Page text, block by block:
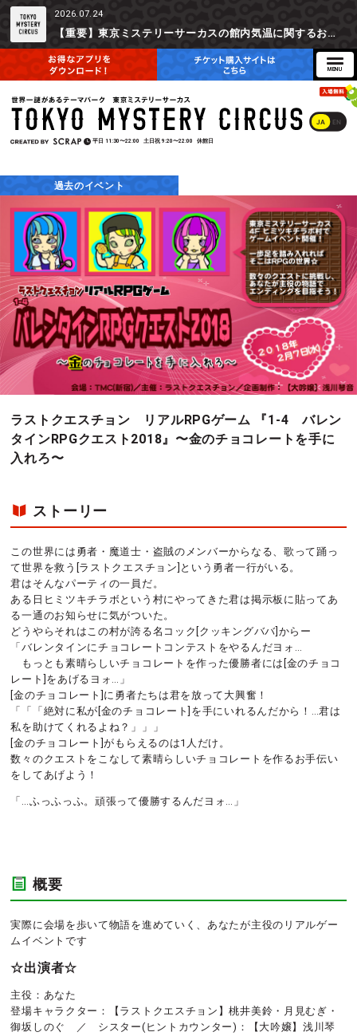
2026.07.24
【重要】東京ミステリーサーカスの館内気温に関するお詫びとご参加辞退時の返金対応について
JA EN
平日 11:30〜22:00 土日祝 9:20〜22:00 休館日
過去のイベント
ラストクエスチョン リアルRPGゲーム 『1-4 バレン
タインRPGクエスト2018』〜金のチョコレートを手に
入れろ〜
ストーリー
この世界には勇者・魔道士・盗賊のメンバーからなる、歌って踊っ
て世界を救う[ラストクエスチョン]という勇者一行がいる。
君はそんなパーティの一員だ。
ある日ヒミツキチラボという村にやってきた君は掲示板に貼ってあ
る一通のお知らせに気がついた。
どうやらそれはこの村が誇る名コック[クッキングババ]からー
「バレンタインにチョコレートコンテストをやるんだヨォ…
もっとも素晴らしいチョコレートを作った優勝者には[金のチョコ
レート]をあげるヨォ…」
[金のチョコレート]に勇者たちは君を放って大興奮！
「「「絶対に私が[金のチョコレート]を手にいれるんだから！…君は
私を助けてくれるよね？」」」
[金のチョコレート]がもらえるのは1人だけ。
数々のクエストをこなして素晴らしいチョコレートを作るお手伝い
をしてあげよう！
「…ふっふっふ。頑張って優勝するんだヨォ…」
概要
実際に会場を歩いて物語を進めていく、あなたが主役のリアルゲー
ムイベントです
☆出演者☆
主役：あなた
登場キャラクター：【ラストクエスチョン】桃井美鈴・月見むぎ・
御坂しのぐ ／ シスター(ヒントカウンター)：【大吟嬢】浅川琴